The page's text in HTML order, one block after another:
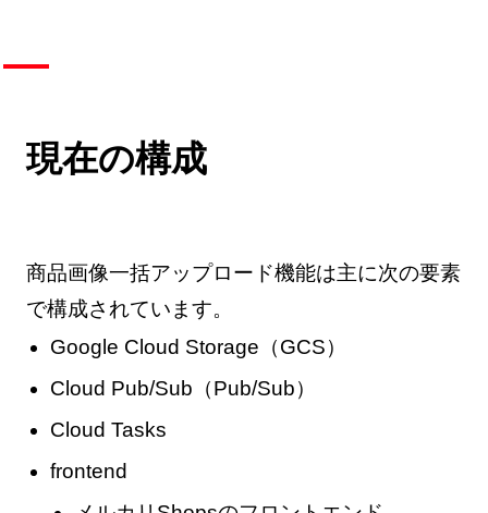
現在の構成
商品画像一括アップロード機能は主に次の要素
で構成されています。
Google Cloud Storage（GCS）
Cloud Pub/Sub（Pub/Sub）
Cloud Tasks
frontend